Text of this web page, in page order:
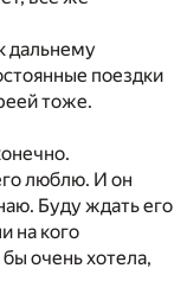
дальнему
поездки
тоже.
люблю. И он
Буду ждать его
на кого
очень хотела,